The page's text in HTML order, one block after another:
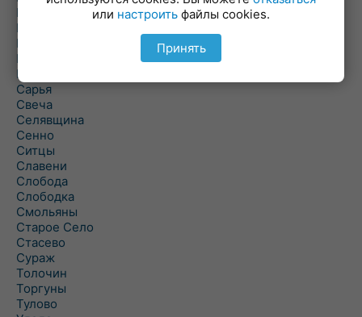
Полоцк
Поставы
Прозороки
Россоны
Руба
Сарья
Свеча
Селявщина
Сенно
Ситцы
Славени
Слобода
Слободка
Смольяны
Старое Село
Стасево
Сураж
Толочин
Торгуны
Тулово
или настроить файлы cookies.
Принять